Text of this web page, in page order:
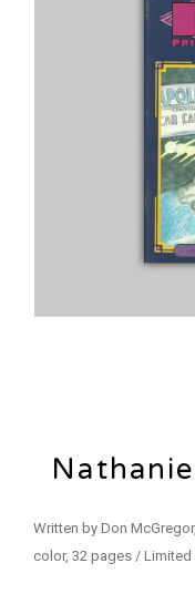
Written by Don
color, 32 pages /